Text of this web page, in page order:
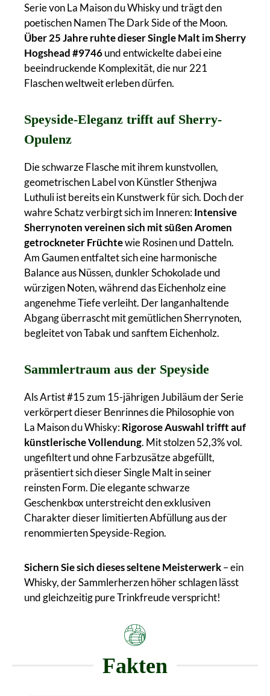
Serie von La Maison du Whisky und trägt den
poetischen Namen The Dark Side of the Moon.
Über 25 Jahre ruhte dieser Single Malt im Sherry
Hogshead #9746und entwickelte dabei eine
beeindruckende Komplexität, die nur 221
Flaschen weltweit erleben dürfen.
Speyside-Eleganz trifft auf Sherry-
Opulenz
Die schwarze Flasche mit ihrem kunstvollen,
geometrischen Label von Künstler Sthenjwa
Luthuli ist bereits ein Kunstwerk für sich. Doch der
wahre Schatz verbirgt sich im Inneren:Intensive
Sherrynoten vereinen sich mit süßen Aromen
getrockneter Früchtewie Rosinen und Datteln.
Am Gaumen entfaltet sich eine harmonische
Balance aus Nüssen, dunkler Schokolade und
würzigen Noten, während das Eichenholz eine
angenehme Tiefe verleiht. Der langanhaltende
Abgang überrascht mit gemütlichen Sherrynoten,
begleitet von Tabak und sanftem Eichenholz.
Sammlertraum aus der Speyside
Als Artist #15 zum 15-jährigen Jubiläum der Serie
verkörpert dieser Benrinnes die Philosophie von
La Maison du Whisky:Rigorose Auswahl trifft auf
künstlerische Vollendung. Mit stolzen 52,3% vol.
ungefiltert und ohne Farbzusätze abgefüllt,
präsentiert sich dieser Single Malt in seiner
reinsten Form. Die elegante schwarze
Geschenkbox unterstreicht den exklusiven
Charakter dieser limitierten Abfüllung aus der
renommierten Speyside-Region.
Sichern Sie sich dieses seltene Meisterwerk– ein
Whisky, der Sammlerherzen höher schlagen lässt
und gleichzeitig pure Trinkfreude verspricht!
Fakten